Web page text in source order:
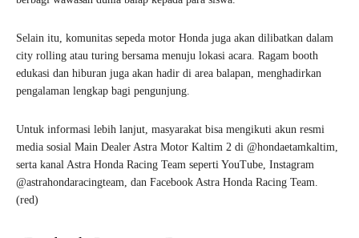
Selain itu, komunitas sepeda motor Honda juga akan dilibatkan dalam
city rolling atau turing bersama menuju lokasi acara. Ragam booth
edukasi dan hiburan juga akan hadir di area balapan, menghadirkan
pengalaman lengkap bagi pengunjung.
Untuk informasi lebih lanjut, masyarakat bisa mengikuti akun resmi
media sosial Main Dealer Astra Motor Kaltim 2 di @hondaetamkaltim,
serta kanal Astra Honda Racing Team seperti YouTube, Instagram
@astrahondaracingteam, dan Facebook Astra Honda Racing Team.
(red)